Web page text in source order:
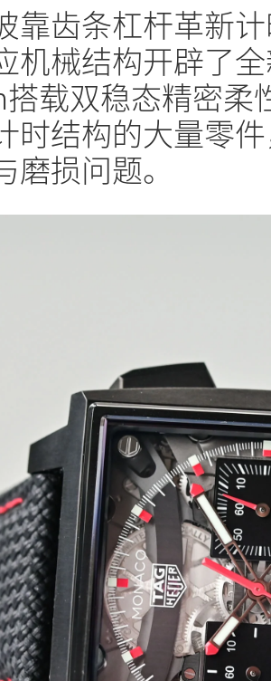
靠齿条杠杆革新
机械结构开辟了
载双稳态精密
时结构的大量零
损问题。